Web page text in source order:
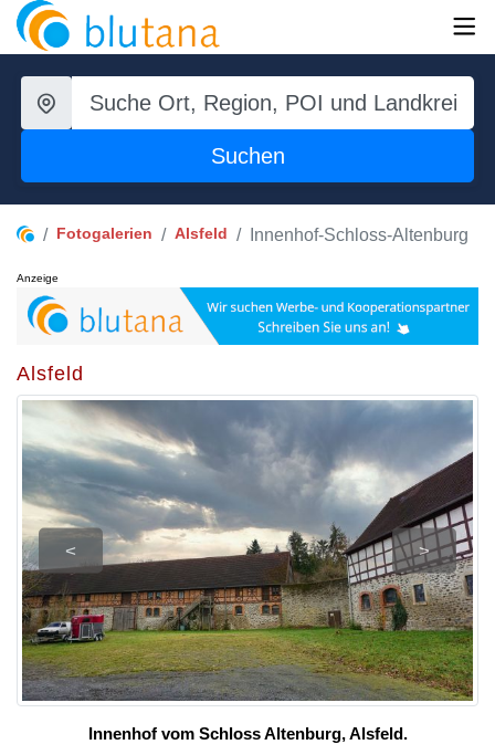
Suchen
Fotogalerien Alsfeld Innenhof-Schloss-Altenburg
Anzeige
Alsfeld
< >
Innenhof vom Schloss Altenburg, Alsfeld.